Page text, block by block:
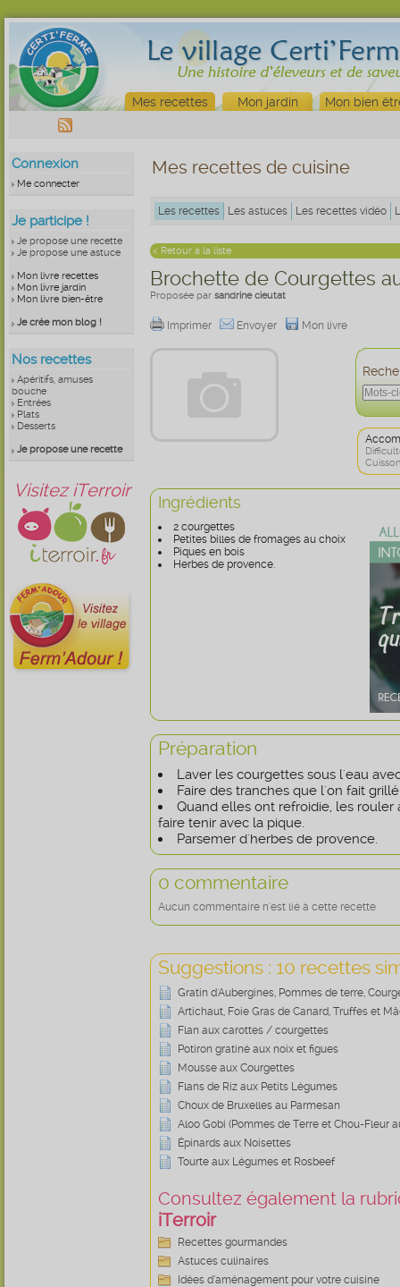
Mes recettes Mon jardin Mon bien
Connexion
Me connecter
Je participe !
Je propose une recette
Je propose une astuce
Mon livre recettes
Mon livre jardin
Mon livre bien-être
Je crée mon blog !
Nos recettes
Apéritifs, amuses
bouche
Entrées
Plats
Desserts
Je propose une recette
Visitez iTerroir
Mes recettes de cuisine
Les recettes Les astuces Les recettes vidéo
< Retour à la liste
Brochette de Courgettes
Proposée par sandrine cieutat
Imprimer Envoyer Mon livre
Ingrédients
2 courgettes
Petites billes de fromages au choix
Piques en bois
Herbes de provence.
Préparation
Laver les courgettes sous l'eau
Faire des tranches que l'on fait
Quand elles ont refroidie, les
faire tenir avec la pique.
Parsemer d'herbes de provence.
0 commentaire
Aucun commentaire n'est lié à cette recette
Suggestions : 10 recettes
Gratin d'Aubergines, Pommes de terre,
Artichaut, Foie Gras de Canard, Truffes et
Flan aux carottes / courgettes
Potiron gratiné aux noix et figues
Mousse aux Courgettes
Flans de Riz aux Petits Légumes
Choux de Bruxelles au Parmesan
Aloo Gobi (Pommes de Terre et Chou-Fleur
Épinards aux Noisettes
Tourte aux Légumes et Rosbeef
Consultez également la
iTerroir
Recettes gourmandes
Astuces culinaires
Idées d’aménagement pour votre cuisine